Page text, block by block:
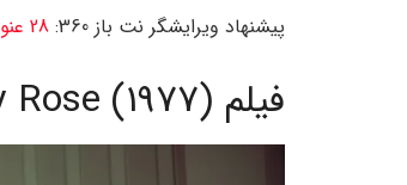
پیشنهاد ویرایشگر نت باز 360: 28 عنوان از فیلم های رایان گاسلینگ + داستان و بیوگرافی بازیگر
فیلم Audrey Rose (1977)